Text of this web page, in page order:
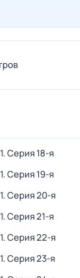
. Серия 18-я
. Серия 19-я
. Серия 20-я
. Серия 21-я
. Серия 22-я
. Серия 23-я